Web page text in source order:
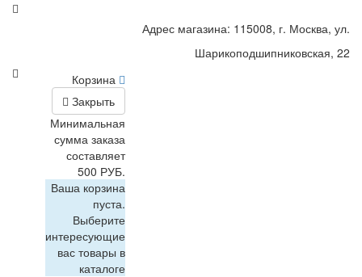
Адрес магазина: 115008, г. Москва, ул.
Шарикоподшипниковская, 22
Корзина
Закрыть
Минимальная
сумма заказа
составляет
500 РУБ.
Ваша корзина
пуста.
Выберите
интересующие
вас товары в
каталоге